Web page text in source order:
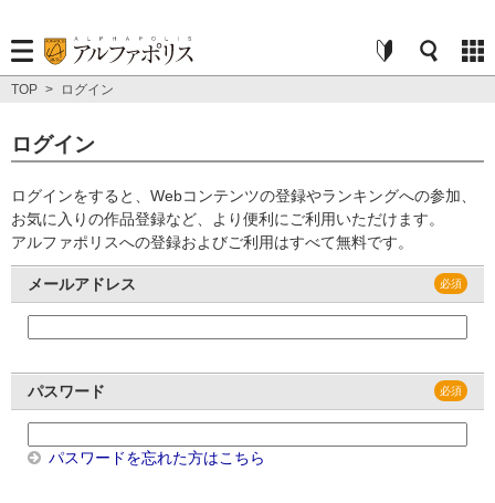
TOP > ログイン
ログイン
ログインをすると、Webコンテンツの登録やランキングへの参加、
お気に入りの作品登録など、より便利にご利用いただけます。
アルファポリスへの登録およびご利用はすべて無料です。
メールアドレス
パスワード
パスワードを忘れた方はこちら